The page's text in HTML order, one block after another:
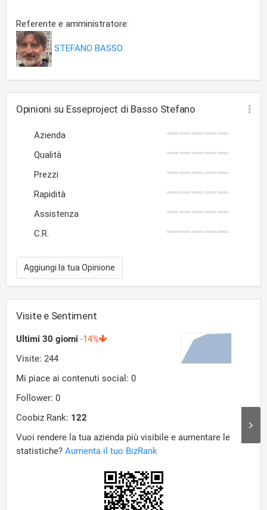
Referente e amministratore:
STEFANO BASSO
Opinioni su Esseproject di Basso Stefano
Azienda
Qualità
Prezzi
Rapidità
Assistenza
C.R.
Aggiungi la tua Opinione
Visite e Sentiment